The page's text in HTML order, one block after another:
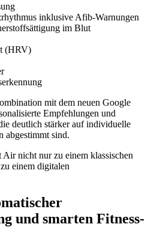
inklusive Afib-Warnungen
im Blut
(HRV)
mit dem neuen Google
Empfehlungen und
deutlich stärker auf individuelle
abgestimmt sind.
nicht nur zu einem klassischen
einem digitalen
und smarten Fitness-